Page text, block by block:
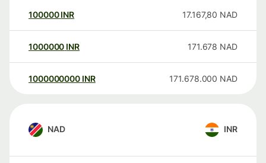
100000 INR 17.167,80 NAD
1000000 INR 171.678 NAD
1000000000 INR 171.678.000 NAD
NAD INR